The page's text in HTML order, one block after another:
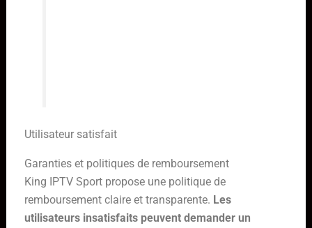
Utilisateur satisfait
Garanties et politiques de remboursement
King IPTV Sport propose une politique de
remboursement claire et transparente. Les
utilisateurs insatisfaits peuvent demander un